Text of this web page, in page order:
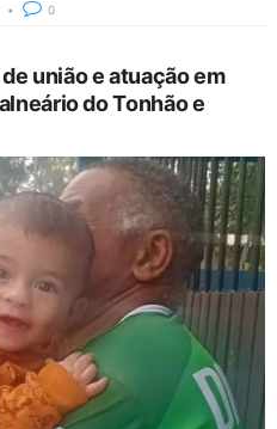
0
união e atuação em
do Tonhão e